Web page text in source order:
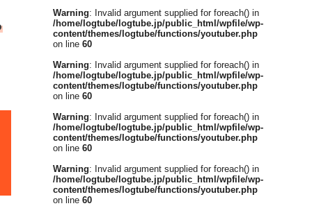
Warning: Invalid argument supplied for foreach() in
/home/logtube/logtube.jp/public_html/wpfile/wp-
content/themes/logtube/functions/youtuber.php
on line 60
Warning: Invalid argument supplied for foreach() in
/home/logtube/logtube.jp/public_html/wpfile/wp-
content/themes/logtube/functions/youtuber.php
on line 60
Warning: Invalid argument supplied for foreach() in
/home/logtube/logtube.jp/public_html/wpfile/wp-
content/themes/logtube/functions/youtuber.php
on line 60
Warning: Invalid argument supplied for foreach() in
/home/logtube/logtube.jp/public_html/wpfile/wp-
content/themes/logtube/functions/youtuber.php
on line 60